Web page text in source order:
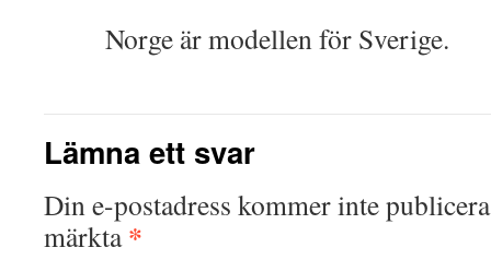
Norge är modellen för Sverige.
Lämna ett svar
Din e-postadress kommer inte
märkta*